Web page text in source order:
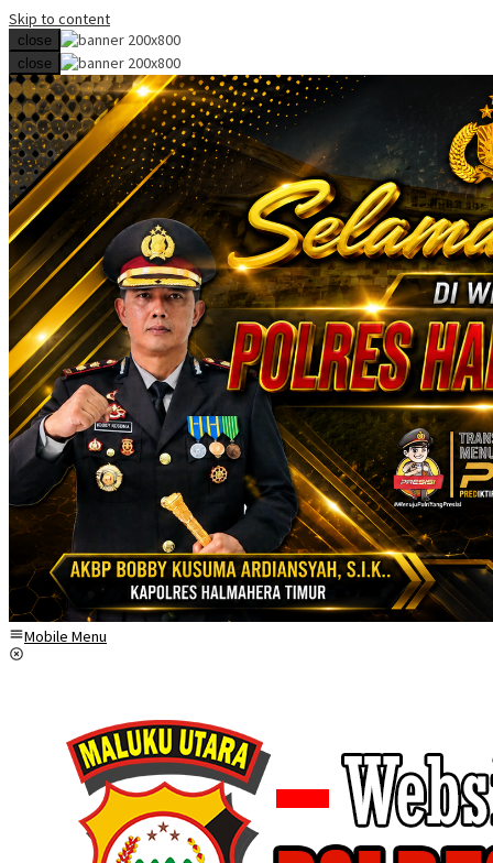
Skip to content
close
close
Mobile Menu